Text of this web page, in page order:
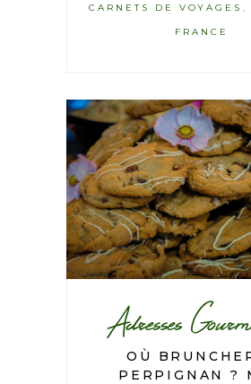
CARNETS DE VOYAGES
FRANCE
Adresses
OÙ
PERPIGNAN ?